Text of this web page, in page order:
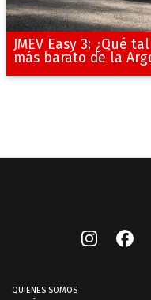
JMEV Easy 3: ¿Qué
más barato de la
QUIENES SOMOS